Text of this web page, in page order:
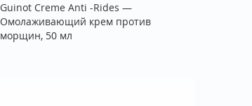
Guinot Creme Anti -Rides —
Омолаживающий крем против
морщин, 50 мл